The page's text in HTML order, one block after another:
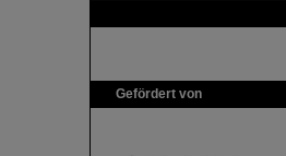
Gefördert von